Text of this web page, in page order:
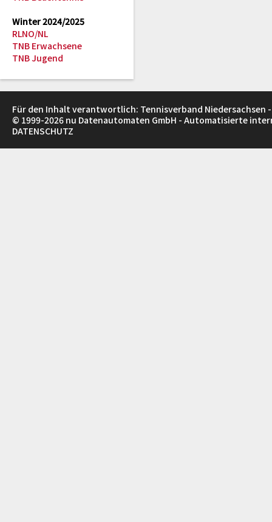
Winter 2024/2025
RLNO/NL
TNB Erwachsene
TNB Jugend
Für den Inhalt verantwortlich: Tennisverband Niedersachsen -
© 1999-2026 nu Datenautomaten GmbH - Automatisierte
DATENSCHUTZ